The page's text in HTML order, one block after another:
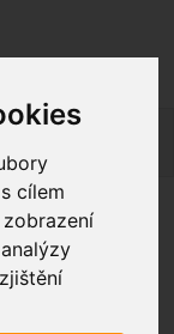
cílem
obchod v
vyřídit.